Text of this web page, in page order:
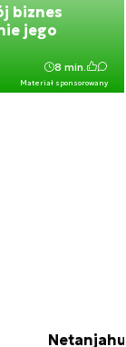
biznes
jego
Materiał sponsorowany
8 min.